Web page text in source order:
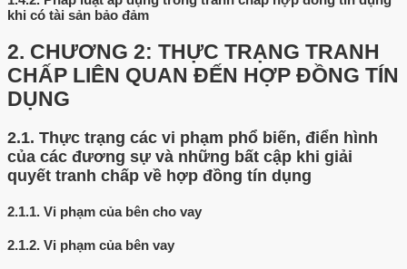
khi có tài sản bảo đảm
2. CHƯƠNG 2: THỰC TRẠNG TRANH
CHẤP LIÊN QUAN ĐẾN HỢP ĐỒNG TÍN
DỤNG
2.1. Thực trạng các vi phạm phổ biến, điển hình
của các đương sự và những bất cập khi giải
quyết tranh chấp về hợp đồng tín dụng
2.1.1. Vi phạm của bên cho vay
2.1.2. Vi phạm của bên vay